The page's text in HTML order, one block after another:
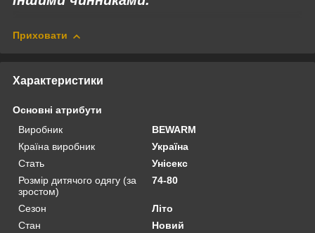
Приховати
Характеристики
Основні атрибути
Виробник
BEWARM
Країна виробник
Україна
Стать
Унісекс
Розмір дитячого одягу (за
зростом)
74-80
Сезон
Літо
Стан
Новий